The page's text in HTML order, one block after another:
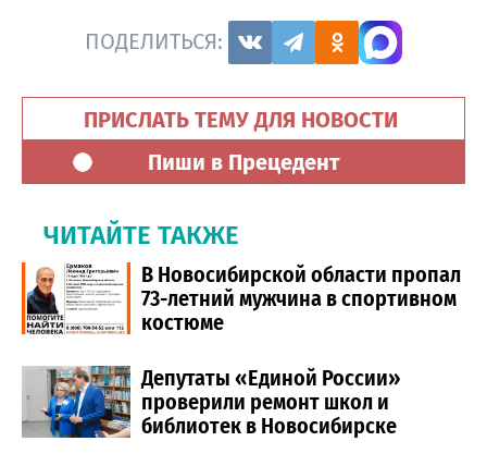
ПОДЕЛИТЬСЯ:
ПРИСЛАТЬ ТЕМУ ДЛЯ НОВОСТИ
Пиши в Прецедент
ЧИТАЙТЕ ТАКЖЕ
В Новосибирской области пропал
73-летний мужчина в спортивном
костюме
Депутаты «Единой России»
проверили ремонт школ и
библиотек в Новосибирске